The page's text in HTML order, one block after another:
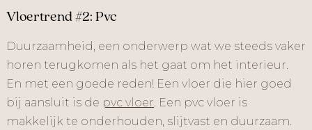
Vloertrend #2: Pvc
Duurzaamheid, een onderwerp wat we steeds vaker
horen terugkomen als het gaat om het interieur.
En met een goede reden! Een vloer die hier goed
bij aansluit is de pvc vloer. Een pvc vloer is
makkelijk te onderhouden, slijtvast en duurzaam.